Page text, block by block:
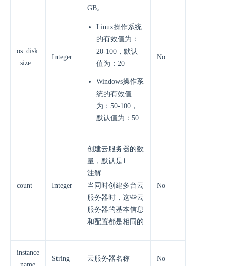
os_disk
_size
Integer
GB。
Linux操作系统
的有效值为：
20-100，默认
值为：20
Windows操作系
统的有效值
为：50-100，
默认值为：50
No
count Integer
创建云服务器的数
量，默认是1
注解
当同时创建多台云
服务器时，这些云
服务器的基本信息
和配置都是相同的
No
instance
String 云服务器名称 No